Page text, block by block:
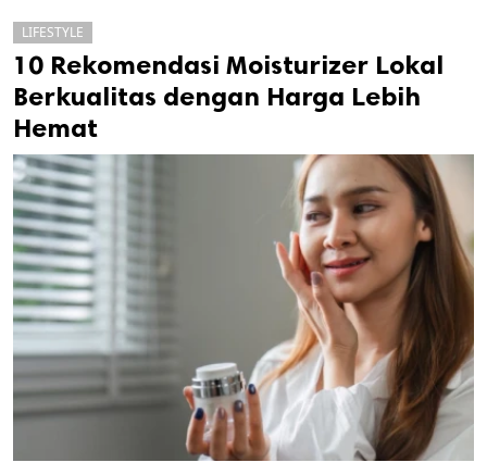
cipta.
LIFESTYLE
10 Rekomendasi Moisturizer Lokal
Berkualitas dengan Harga Lebih
Hemat